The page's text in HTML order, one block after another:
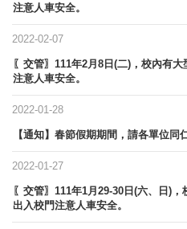
注意人車安全。
2022-02-07
〖交管〗111年2月8日(二)，校內有
注意人車安全。
2022-01-28
【通知】春節假期期間，請各單位同
2022-01-27
〖交管〗111年1月29-30日(六、日)
出入校門注意人車安全。